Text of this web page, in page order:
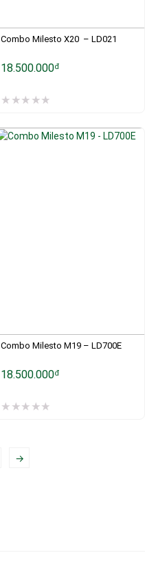
Combo Milesto X20  – LD021
18.500.000đ
Combo Milesto M19 – LD700E
18.500.000đ
→